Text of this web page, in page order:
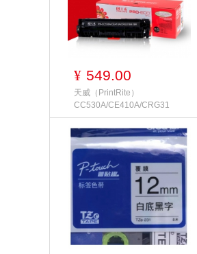
¥ 549.00
天威（PrintRite）
CC530A/CE410A/CRG31